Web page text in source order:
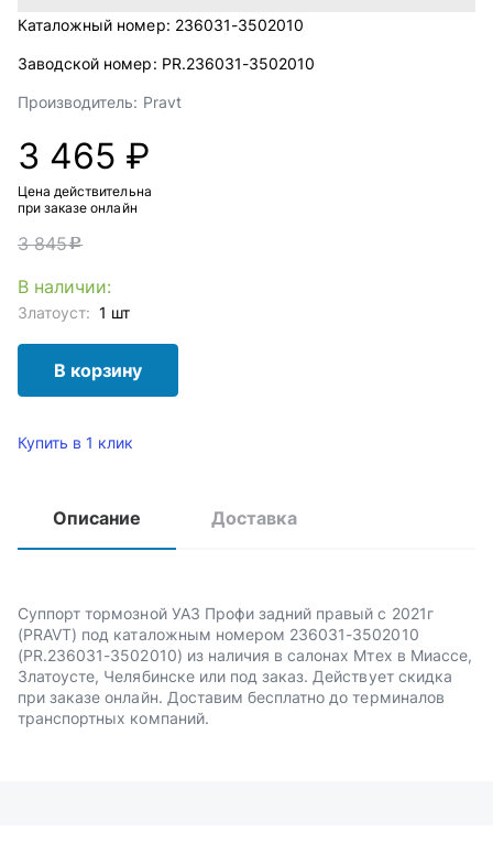
Каталожный номер: 236031-3502010
Заводской номер: PR.236031-3502010
Производитель: Pravt
3 465 ₽
Цена действительна
при заказе онлайн
3 845c
В наличии:
Златоуст: 1 шт
В корзину
Купить в 1 клик
Описание Доставка
Суппорт тормозной УАЗ Профи задний правый с 2021г
(PRAVT) под каталожным номером 236031-3502010
(PR.236031-3502010) из наличия в салонах Мтех в Миассе,
Златоусте, Челябинске или под заказ. Действует скидка
при заказе онлайн. Доставим бесплатно до терминалов
транспортных компаний.